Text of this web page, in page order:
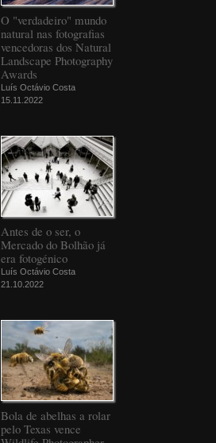
O "verdadeiro" mundo
natural nas fotografias
vencedoras dos Natural
Landscape Photography
Awards
Luís Octávio Costa
15.11.2022
Antes de o ser, o
Mercado do Bolhão já
era fotogénico
Luís Octávio Costa
21.10.2022
Bola de abelhas a rolar
pelo Texas vence